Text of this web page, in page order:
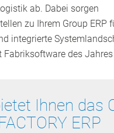
ab. Dabei sorgen
zu Ihrem Group ERP
integrierte
Fabriksoftware des
Ihnen das
ERP